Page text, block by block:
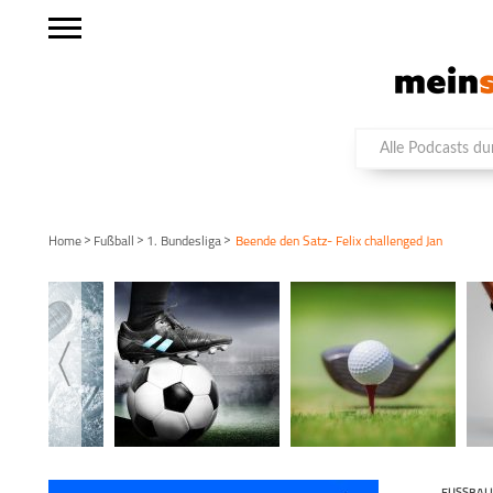
Home > Fußball > 1. Bundesliga > Beende den Satz- Felix challenged Jan